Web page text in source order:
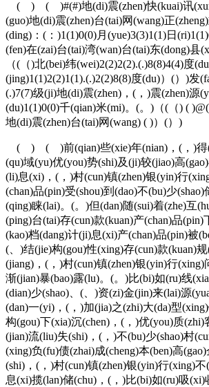
( ) ( )#(#)地(di)震(zhen)快(kuai)讯
(guo)地(di)震(zhen)台(tai)网(wang)正
(ding)：(：)1(1)0(0)月(yue)3(3)1(1)日
(fen)在(zai)台(tai)湾(wan)台(tai)东(dong)县
（(（)北(bei)纬(wei)2(2)2(2).(.)8(8)4(4)度
(jing)1(1)2(2)1(1).(.)2(2)8(8)度(du)）(）)发
(.)7(7)级(ji)地(di)震(zhen)，(，)震(zhen)源
(du)1(1)0(0)千(qian)米(mi)。(。)（(（) (
地(di)震(zhen)台(tai)网(wang) ( )）(）)
( ) ( )前(qian)些(xie)年(nian)，(，)得
(qu)域(yu)优(you)势(shi)及(ji)较(jiao)高
(li)息(xi)，(，)村(cun)镇(zhen)银(yin)行
(chan)品(pin)受(shou)到(dao)不(bu)少
(qing)睐(lai)。(。)但(dan)随(sui)着(zhe)互
(ping)台(tai)存(cun)款(kuan)产(chan)品
(kao)档(dang)计(ji)息(xi)产(chan)品(pin)被
(、)结(jie)构(gou)性(xing)存(cun)款(kuan)
(jiang)，(，)村(cun)镇(zhen)银(yin)行(xing)
渐(jian)暴(bao)露(lu)。(。)比(bi)如(ru)线
(dian)少(shao)、(、)资(zi)金(jin)来(lai)源
(dan)一(yi)，(，)加(jia)之(zhi)大(da)型
构(gou)下(xia)沉(chen)，(，)优(you)质(zhi)
(jian)流(liu)失(shi)，(，)不(bu)少(shao)村
(xing)负(fu)债(zhai)成(cheng)本(ben)高
(shi)，(，)村(cun)镇(zhen)银(yin)行(xing)不
息(xi)揽(lan)储(chu)，(，)比(bi)如(ru)吸(xi)